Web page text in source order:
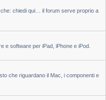
chiedi qui… il forum serve proprio a
e software per iPad, iPhone e iPod.
che riguardano il Mac, i componenti e